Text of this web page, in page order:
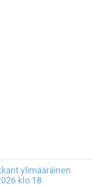
ylimääräinen
klo 18